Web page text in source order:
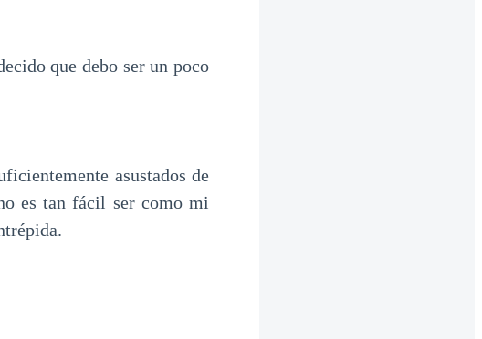
que debo ser un poco
asustados de
es tan fácil ser como mi